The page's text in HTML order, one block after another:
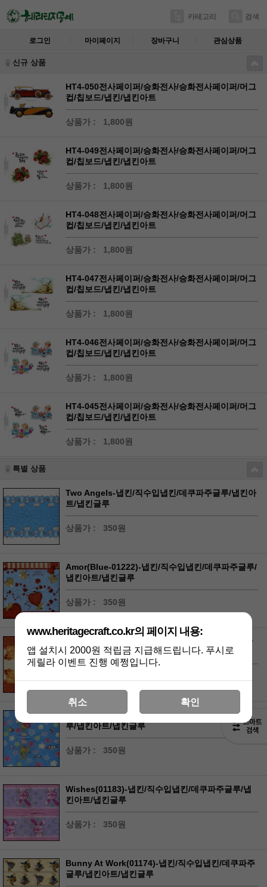
카테고리 검색
로그인 마이페이지 장바구니 관심상품
신규 상품
HT4-050전사페이퍼/승화전사/승화전사페이퍼/머그
컵/칩보드/냅킨/냅킨아트
상품가 : 1,800원
HT4-049전사페이퍼/승화전사/승화전사페이퍼/머그
컵/칩보드/냅킨/냅킨아트
상품가 : 1,800원
HT4-048전사페이퍼/승화전사/승화전사페이퍼/머그
컵/칩보드/냅킨/냅킨아트
상품가 : 1,800원
HT4-047전사페이퍼/승화전사/승화전사페이퍼/머그
컵/칩보드/냅킨/냅킨아트
상품가 : 1,800원
HT4-046전사페이퍼/승화전사/승화전사페이퍼/머그
컵/칩보드/냅킨/냅킨아트
상품가 : 1,800원
HT4-045전사페이퍼/승화전사/승화전사페이퍼/머그
컵/칩보드/냅킨/냅킨아트
상품가 : 1,800원
특별 상품
Two Angels-냅킨/직수입냅킨/데쿠파주글루/냅킨아
트/냅킨글루
상품가 : 350원
Amor(Blue-01222)-냅킨/직수입냅킨/데쿠파주글루/
냅킨아트/냅킨글루
상품가 : 350원
Teddy In Leaves(01154)-냅킨/직수입냅킨/데쿠파
주글루/냅킨아트/냅킨글루
Lillebi(Blue-01223)-냅킨/직수입냅킨/데쿠파주글
루/냅킨아트/냅킨글루
상품가 : 350원
Wishes(01183)-냅킨/직수입냅킨/데쿠파주글루/냅
킨아트/냅킨글루
상품가 : 350원
Bunny At Work(01174)-냅킨/직수입냅킨/데쿠파주
글루/냅킨아트/냅킨글루
www.heritagecraft.co.kr의 페이지 내용:
앱 설치시 2000원 적립금 지급해드립니다. 푸시로
게릴라 이벤트 진행 예쩡입니다.
취소 확인